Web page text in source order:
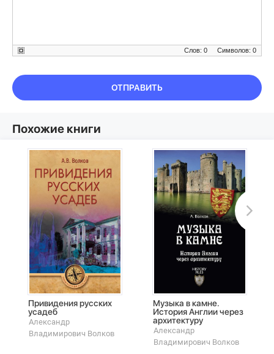
Символов: 0
Слов: 0
ОТПРАВИТЬ
Похожие книги
Привидения русских
усадеб
Александр
Владимирович Волков
Музыка в камне.
История Англии через
архитектуру
Александр
Владимирович Волков